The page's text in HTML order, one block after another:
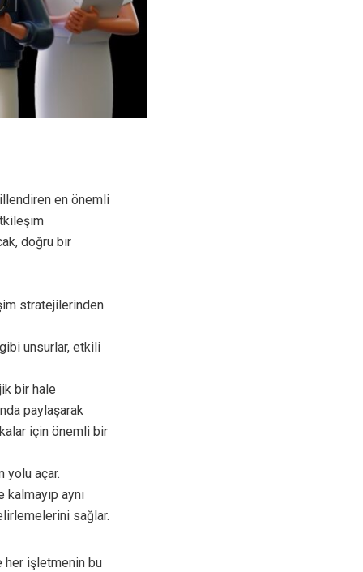
en önemli
doğru bir
stratejilerinden
unsurlar, etkili
bir hale
paylaşarak
için önemli bir
yolu açar.
aynı
sağlar.
her işletmenin bu